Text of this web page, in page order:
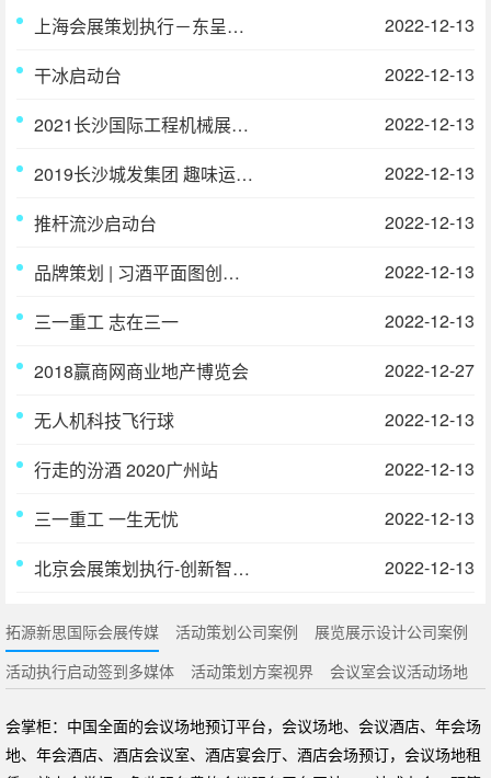
上海会展策划执行－东呈国际明星品牌鉴赏会
2022-12-13
干冰启动台
2022-12-13
2021长沙国际工程机械展现场视频合集
2022-12-13
2019长沙城发集团 趣味运动会
2022-12-13
推杆流沙启动台
2022-12-13
品牌策划 | 习酒平面图创意设计方案
2022-12-13
三一重工 志在三一
2022-12-13
2018赢商网商业地产博览会
2022-12-27
无人机科技飞行球
2022-12-13
行走的汾酒 2020广州站
2022-12-13
三一重工 一生无忧
2022-12-13
北京会展策划执行-创新智造•品质三一丨第18届三一消防展
2022-12-13
拓源新思国际会展传媒 活动策划公司案例
展览展示设计公司案例
活动执行启动签到多媒体
活动策划方案视界 会议室会议活动场地
会掌柜：中国全面的会议场地预订平台，会议场地、会议酒店、年会场
地、年会酒店、酒店会议室、酒店宴会厅、酒店会场预订，会议场地租